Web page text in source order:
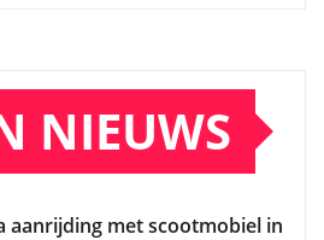
NIEUWS
aanrijding met scootmobiel in